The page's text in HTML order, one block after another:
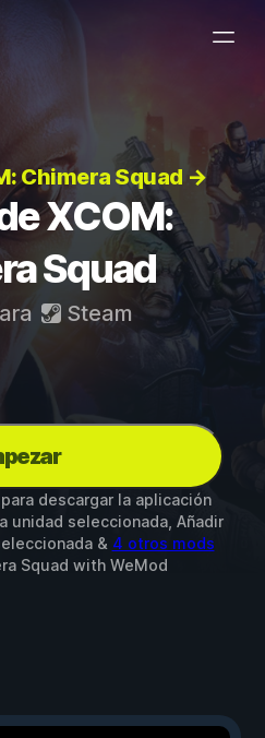
Chimera Squad →
XCOM:
Squad
Steam
para descargar la aplicación
unidad seleccionada, Añadir
& 4 otros mods
Squad with WeMod